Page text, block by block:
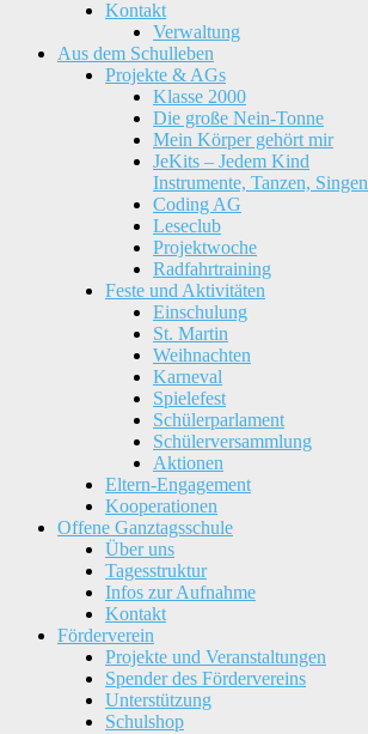
Kontakt
Verwaltung
Aus dem Schulleben
Projekte & AGs
Klasse 2000
Die große Nein-Tonne
Mein Körper gehört mir
JeKits – Jedem Kind
Instrumente, Tanzen, Singen
Coding AG
Leseclub
Projektwoche
Radfahrtraining
Feste und Aktivitäten
Einschulung
St. Martin
Weihnachten
Karneval
Spielefest
Schülerparlament
Schülerversammlung
Aktionen
Eltern-Engagement
Kooperationen
Offene Ganztagsschule
Über uns
Tagesstruktur
Infos zur Aufnahme
Kontakt
Förderverein
Projekte und Veranstaltungen
Spender des Fördervereins
Unterstützung
Schulshop